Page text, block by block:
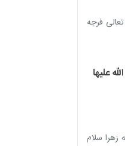
فرجه
علیها
زهرا سلام